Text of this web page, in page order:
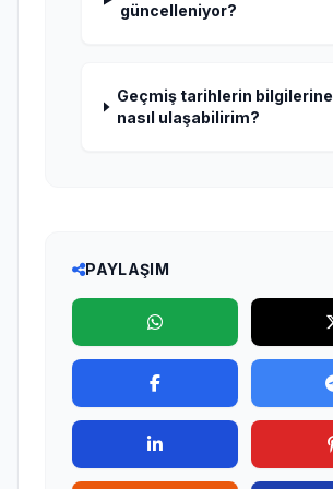
güncelleniyor?
Geçmiş tarihlerin bilgilerine
nasıl ulaşabilirim?
PAYLAŞIM